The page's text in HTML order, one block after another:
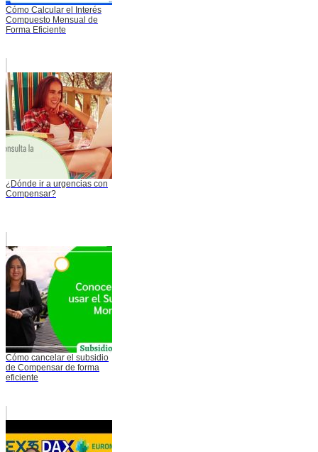
Cómo Calcular el Interés
Compuesto Mensual de
Forma Eficiente
¿Dónde ir a urgencias con
Compensar?
Cómo cancelar el subsidio
de Compensar de forma
eficiente